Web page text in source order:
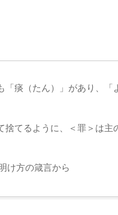
「痰（たん）」があり、「
捨てるように、＜罪＞は
け方の箴言から